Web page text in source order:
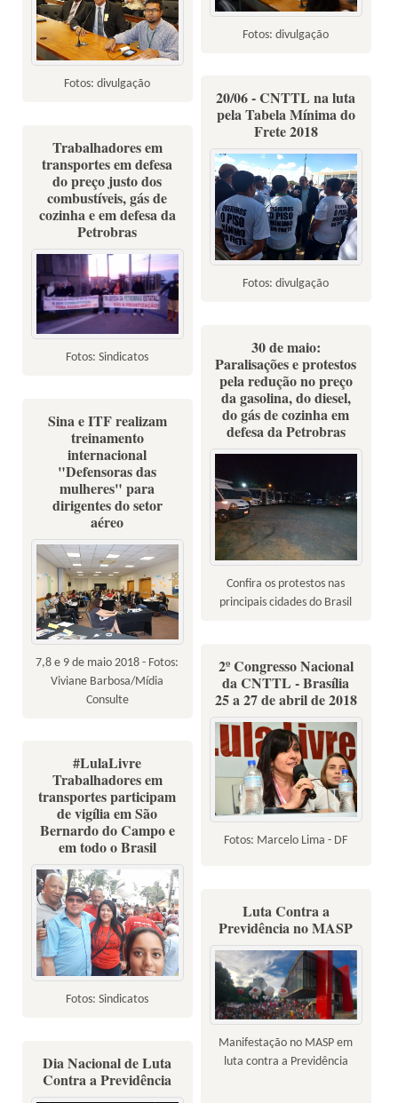
Fotos: divulgação
Fotos: divulgação
20/06 - CNTTL na luta
pela Tabela Mínima do
Frete 2018
Fotos: divulgação
Trabalhadores em
transportes em defesa
do preço justo dos
combustíveis, gás de
cozinha e em defesa da
Petrobras
Fotos: Sindicatos
30 de maio:
Paralisações e protestos
pela redução no preço
da gasolina, do diesel,
do gás de cozinha em
defesa da Petrobras
Confira os protestos nas
principais cidades do Brasil
Sina e ITF realizam
treinamento
internacional
"Defensoras das
mulheres" para
dirigentes do setor
aéreo
7,8 e 9 de maio 2018 - Fotos:
Viviane Barbosa/Mídia
Consulte
2º Congresso Nacional
da CNTTL - Brasília
25 a 27 de abril de 2018
Fotos: Marcelo Lima - DF
#LulaLivre
Trabalhadores em
transportes participam
de vigília em São
Bernardo do Campo e
em todo o Brasil
Fotos: Sindicatos
Luta Contra a
Previdência no MASP
Manifestação no MASP em
luta contra a Previdência
Dia Nacional de Luta
Contra a Previdência